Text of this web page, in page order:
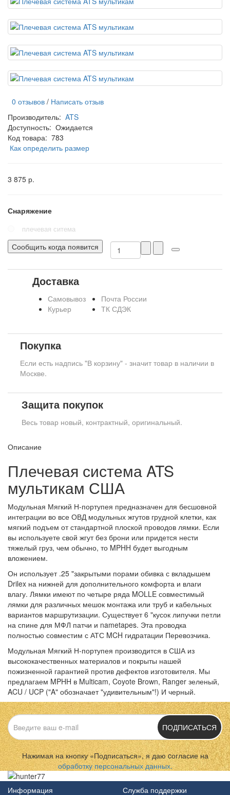
0 отзывов / Написать отзыв
Производитель: ATS
Доступность: Ожидается
Код товара: 783
Как определить размер
3 875 р.
Снаряжение
плечевая ситема
Сообщить когда появится
Доставка
Самовывоз
Курьер
Почта России
ТК СДЭК
Покупка
Если есть надпись "В корзину" - значит товар в наличии в
Москве.
Защита покупок
Весь товар новый, контрактный, оригинальный.
Описание
Плечевая система ATS
мультикам США
Модульная Мягкий Н-портупея предназначен для бесшовной
интеграции во все ОВД модульных жгутов грудной клетки, как
мягкий подъем от стандартной плоской проводов лямки. Если
вы используете свой жгут без брони или придется нести
тяжелый груз, чем обычно, то MPHH будет выгодным
вложением.
Он использует .25 "закрытыми порами обивка с вкладышем
Drilex на нижней для дополнительного комфорта и влаги
влагу. Лямки имеют по четыре ряда MOLLE совместимый
лямки для различных мешок монтажа или труб и кабельных
вариантов маршрутизации. Существует 6 "кусок липучки петли
на спине для МФЛ патчи и nametapes. Эта проводка
полностью совместим с АТС MCH гидратации Перевозчика.
Модульная Мягкий Н-портупея производится в США из
высококачественных материалов и покрыты нашей
пожизненной гарантией против дефектов изготовителя. Мы
предлагаем MPHH в Multicam, Coyote Brown, Ranger зеленый,
ACU / UCP ("A" обозначает "удивительным"!) И черный.
ПОДПИСАТЬСЯ
Нажимая на кнопку «Подписаться», я даю cогласие на
обработку персональных данных.
Информация Служба поддержки